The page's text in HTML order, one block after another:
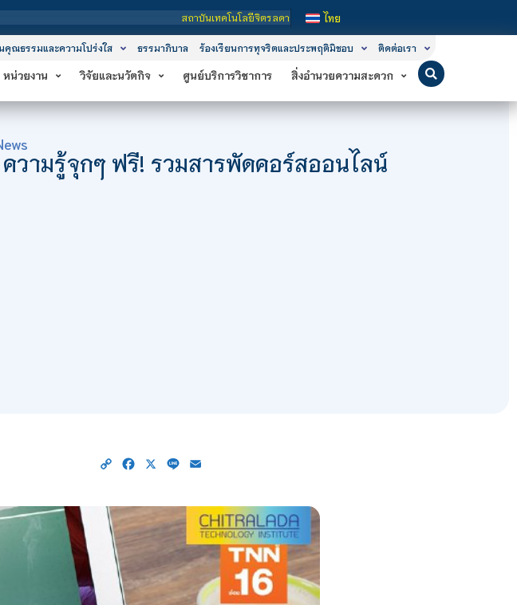
สถาบันเทคโนโลยีจิตรลดา เป็นสถาบันอุดมศึกษาในกำกับของรัฐ เปิดหลักสูตรการเรียนกา
ไทย
คุณธรรมและความโปร่งใส ธรรมาภิบาล ร้องเรียนการทุจริตและประพฤติมิชอบ ติดต่อเรา
หน่วยงาน วิจัยและนวัตกิจ ศูนย์บริการวิชาการ สิ่งอำนวยความสะดวก
ความรู้จุกๆ ฟรี! รวมสารพัดคอร์สออนไลน์
Copy Facebook
X Line